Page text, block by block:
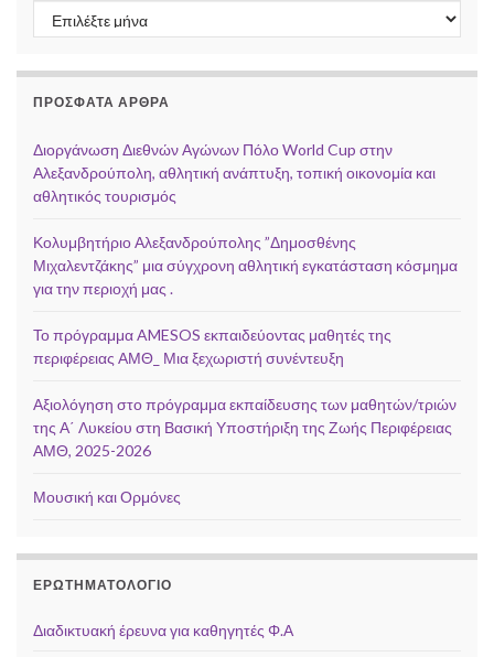
Ιστορικό
ΠΡΌΣΦΑΤΑ ΆΡΘΡΑ
Διοργάνωση Διεθνών Αγώνων Πόλο World Cup στην
Αλεξανδρούπολη, αθλητική ανάπτυξη, τοπική οικονομία και
αθλητικός τουρισμός
Κολυμβητήριο Αλεξανδρούπολης ”Δημοσθένης
Μιχαλεντζάκης” μια σύγχρονη αθλητική εγκατάσταση κόσμημα
για την περιοχή μας .
Το πρόγραμμα AMESOS εκπαιδεύοντας μαθητές της
περιφέρειας ΑΜΘ_ Μια ξεχωριστή συνέντευξη
Αξιολόγηση στο πρόγραμμα εκπαίδευσης των μαθητών/τριών
της Α΄ Λυκείου στη Βασική Υποστήριξη της Ζωής Περιφέρειας
ΑΜΘ, 2025-2026
Μουσική και Ορμόνες
ΕΡΩΤΗΜΑΤΟΛΌΓΙΟ
Διαδικτυακή έρευνα για καθηγητές Φ.Α